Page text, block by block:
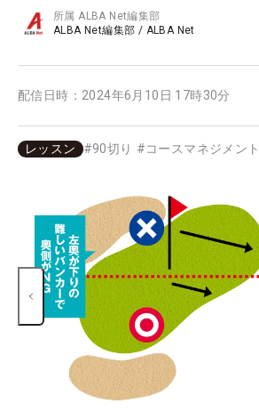
所属ALBA Net編集部
ALBA Net編集部 / ALBA Net
配信日時： 2024年6月10日 17時30分
レッスン #90切り #コースマネジメント